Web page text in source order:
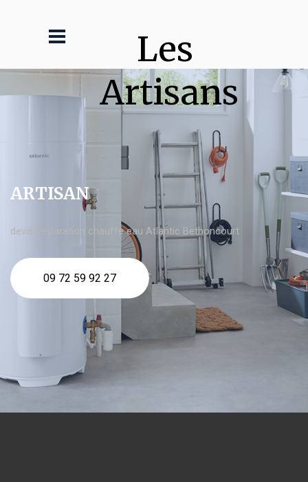
Les
Artisans
ARTISAN
devis Réparation chauffe eau Atlantic Bethoncourt
09 72 59 92 27